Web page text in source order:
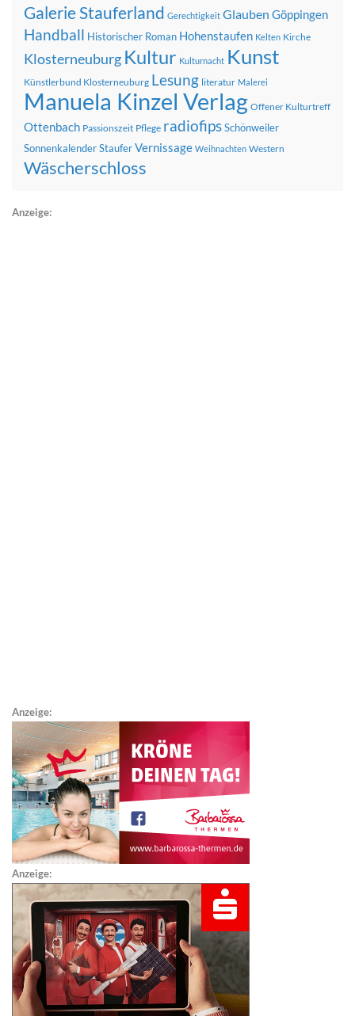
Galerie Stauferland Gerechtigkeit Glauben Göppingen
Handball Historischer Roman Hohenstaufen Kelten Kirche
Klosterneuburg Kultur Kulturnacht Kunst
Künstlerbund Klosterneuburg Lesung literatur Malerei
Manuela Kinzel Verlag Offener Kulturtreff
Ottenbach Passionszeit Pflege radiofipsSchönweiler
SonnenkalenderStauferVernissage Weihnachten Western
Wäscherschloss
Anzeige:
Anzeige:
Anzeige: